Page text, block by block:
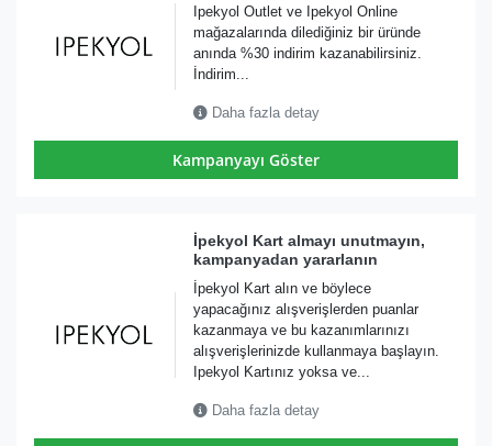
Ipekyol Outlet ve Ipekyol Online
mağazalarında dilediğiniz bir üründe
anında %30 indirim kazanabilirsiniz.
İndirim...
Daha fazla detay
Kampanyayı Göster
İpekyol Kart almayı unutmayın,
kampanyadan yararlanın
İpekyol Kart alın ve böylece
yapacağınız alışverişlerden puanlar
kazanmaya ve bu kazanımlarınızı
alışverişlerinizde kullanmaya başlayın.
Ipekyol Kartınız yoksa ve...
Daha fazla detay